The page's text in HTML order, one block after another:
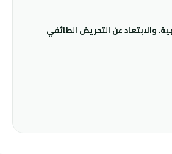
والابتعاد عن التحريض الطائفي